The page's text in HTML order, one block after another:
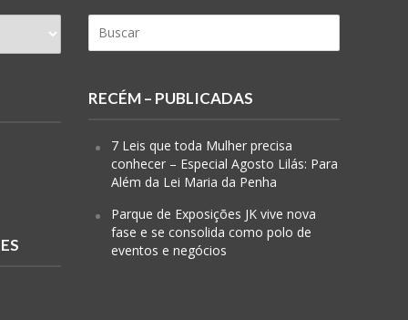
RECÉM – PUBLICADAS
7 Leis que toda Mulher precisa
conhecer – Especial Agosto Lilás: Para
Além da Lei Maria da Penha
Parque de Exposições JK vive nova
fase e se consolida como polo de
eventos e negócios